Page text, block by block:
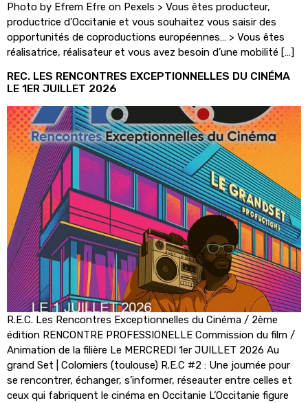
Photo by Efrem Efre on Pexels > Vous êtes producteur,
productrice d’Occitanie et vous souhaitez vous saisir des
opportunités de coproductions européennes… > Vous êtes
réalisatrice, réalisateur et vous avez besoin d’une mobilité […]
REC. LES RENCONTRES EXCEPTIONNELLES DU CINÉMA
LE 1ER JUILLET 2026
R.E.C. Les Rencontres Exceptionnelles du Cinéma / 2ème
édition RENCONTRE PROFESSIONELLE Commission du film /
Animation de la filière Le MERCREDI 1er JUILLET 2026 Au
grand Set | Colomiers (toulouse) R.E.C #2 : Une journée pour
se rencontrer, échanger, s’informer, réseauter entre celles et
ceux qui fabriquent le cinéma en Occitanie L’Occitanie figure